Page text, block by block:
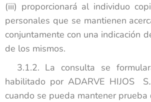
(iii) proporcionará al individuo
personales que se mantienen
conjuntamente con una indicación
de los mismos.
3.1.2. La consulta se
habilitado por ADARVE HIJOS
cuando se pueda mantener prueba